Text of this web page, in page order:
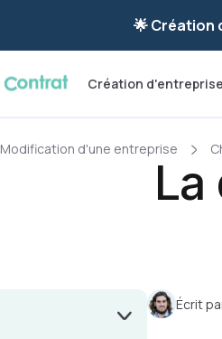
🌟 Création
Création d'entreprise
Modification d'une entreprise
La
Écrit